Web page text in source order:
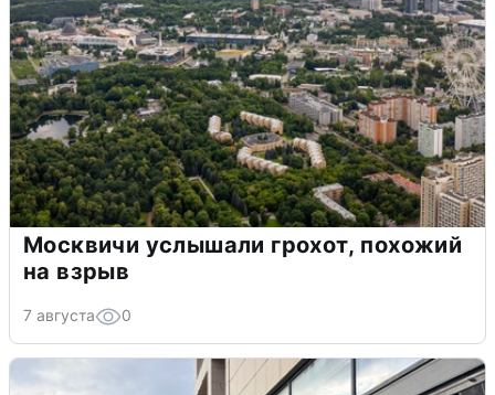
Москвичи услышали грохот, похожий
на взрыв
7 августа 0